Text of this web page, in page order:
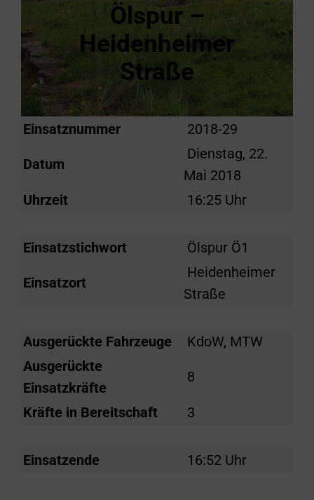
Ölspur –
Heidenheimer
Straße
Einsatznummer 2018-29
Datum
Dienstag, 22.
Mai 2018
Uhrzeit
16:25 Uhr
Einsatzstichwort Ölspur Ö1
Einsatzort
Heidenheimer
Straße
Ausgerückte Fahrzeuge
KdoW, MTW
Ausgerückte
Einsatzkräfte
8
Kräfte in Bereitschaft 3
Einsatzende 16:52 Uhr